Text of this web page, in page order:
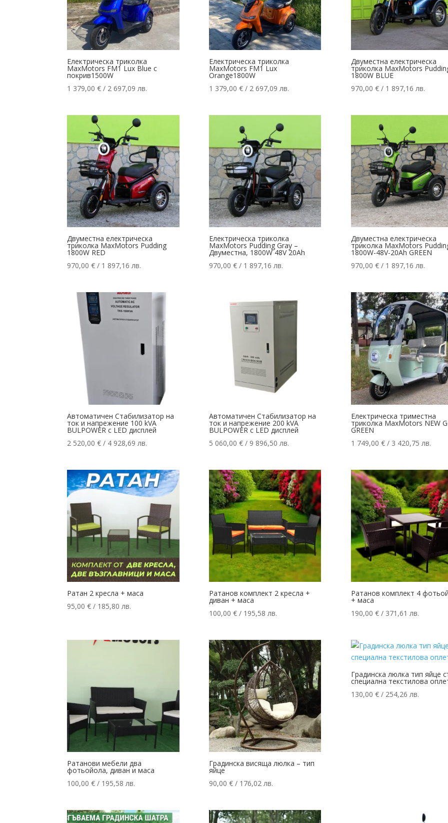
Електрическа триколка
MaxMotors FM1 Lux Blue с
покрив1500W
1 379,00€ / 2 697,09 лв.
Електрическа триколка
MaxMotors FM1 Lux
Orange1800W
1 379,00 €/ 2 697,09 лв.
Двуместна електрическа
триколка MaxMotors
1800W BLUE
970,00 €/ 1 897,16 лв.
Двуместна електрическа
триколка MaxMotors Pudding
1800W RED
970,00€ / 1 897,16 лв.
Електрическа триколка
MaxMotors Pudding Gray –
Двуместна, 1800W 48V 20Ah
970,00 €/ 1 897,16 лв.
Двуместна електрическа
триколка MaxMotors
1800W-48V-20Ah GREEN
970,00 €/ 1 897,16 лв.
Автоматичен Стабилизатор на
ток и напрежение 100 kVA
BULPOWER с LED дисплей
2 520,00€ / 4 928,69 лв.
Автоматичен Стабилизатор на
ток и напрежение 200 kVA
BULPOWER с LED дисплей
5 060,00 €/ 9 896,50 лв.
Електрическа триместна
триколка MaxMotors NEW
GREEN
1 749,00 €/ 3 420,75 лв.
Ратан 2 кресла + маса
95,00€ / 185,80 лв.
Ратанов комплект 2 кресла +
диван + маса
100,00 €/ 195,58 лв.
Ратанов комплект 4
+ маса
190,00 €/ 371,61 лв.
Ратанови мебели два
фотьойола, диван и маса
100,00€ / 195,58 лв.
Градинска висяща люлка – тип
яйце
90,00 €/ 176,02 лв.
Градинска люлка тип яйце
специална текстилова
130,00 €/ 254,26 лв.